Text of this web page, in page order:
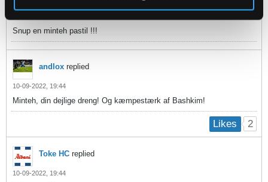
Snup en minteh pastil !!!
andlox replied
10-09-2022, 19:44
Minteh, din dejlige dreng! Og kæmpestærk af Bashkim!
Likes 2
Toke HC replied
10-09-2022, 19:44